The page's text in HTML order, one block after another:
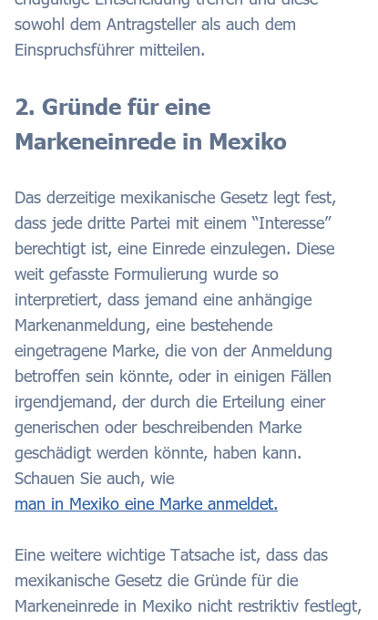
sowohl dem Antragsteller als auch dem
Einspruchsführer mitteilen.
2. Gründe für eine
Markeneinrede in Mexiko
Das derzeitige mexikanische Gesetz legt fest,
dass jede dritte Partei mit einem “Interesse”
berechtigt ist, eine Einrede einzulegen. Diese
weit gefasste Formulierung wurde so
interpretiert, dass jemand eine anhängige
Markenanmeldung, eine bestehende
eingetragene Marke, die von der Anmeldung
betroffen sein könnte, oder in einigen Fällen
irgendjemand, der durch die Erteilung einer
generischen oder beschreibenden Marke
geschädigt werden könnte, haben kann.
Schauen Sie auch, wie
man in Mexiko eine Marke anmeldet.
Eine weitere wichtige Tatsache ist, dass das
mexikanische Gesetz die Gründe für die
Markeneinrede in Mexiko nicht restriktiv festlegt,